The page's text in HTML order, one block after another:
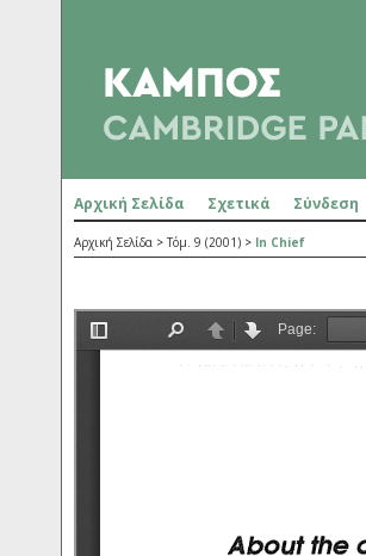
Αρχική Σελίδα Σχετικά Σύνδεση
Αρχική Σελίδα >Τόμ. 9 (2001) > In Chief